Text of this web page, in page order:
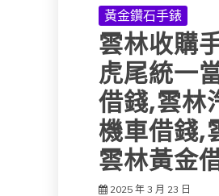
黃金鑽石手錶
雲林收購
虎尾統一
借錢,雲林
機車借錢,
雲林黃金
2025 年 3 月 23 日